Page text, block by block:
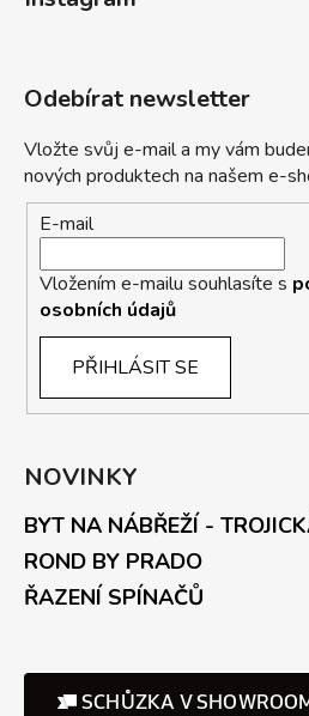
Odebírat newsletter
Vložte svůj e-mail a my vám
nových produktech na našem e-
E-mail
Vložením e-mailu souhlasíte s
osobních údajů
PŘIHLÁSIT SE
NOVINKY
BYT NA NÁBŘEŽÍ -
ROND BY PRADO
ŘAZENÍ SPÍNAČŮ
SCHŮZKA V